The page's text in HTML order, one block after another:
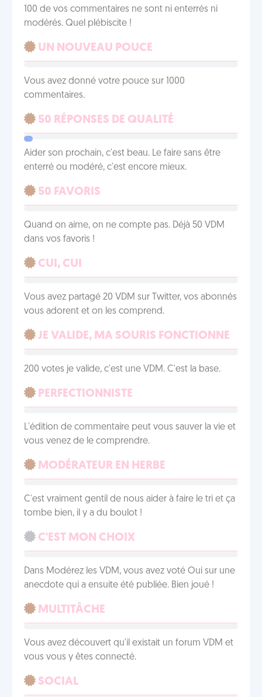
100 de vos commentaires ne sont ni enterrés ni
modérés. Quel plébiscite !
UN NOUVEAU POUCE
Vous avez donné votre pouce sur 1000
commentaires.
50 RÉPONSES DE QUALITÉ
Aider son prochain, c'est beau. Le faire sans être
enterré ou modéré, c'est encore mieux.
50 FAVORIS
Quand on aime, on ne compte pas. Déjà 50 VDM
dans vos favoris !
CUI, CUI
Vous avez partagé 20 VDM sur Twitter, vos abonnés
vous adorent et on les comprend.
JE VALIDE, MA SOURIS FONCTIONNE
200 votes je valide, c'est une VDM. C'est la base.
PERFECTIONNISTE
L'édition de commentaire peut vous sauver la vie et
vous venez de le comprendre.
MODÉRATEUR EN HERBE
C'est vraiment gentil de nous aider à faire le tri et ça
tombe bien, il y a du boulot !
C'EST MON CHOIX
Dans Modérez les VDM, vous avez voté Oui sur une
anecdote qui a ensuite été publiée. Bien joué !
MULTITÂCHE
Vous avez découvert qu'il existait un forum VDM et
vous vous y êtes connecté.
SOCIAL